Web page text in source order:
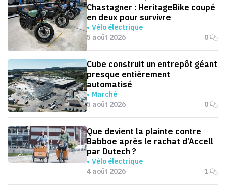
Chastagner : HeritageBike coupé
en deux pour survivre
Vélo électrique
5 août 2026
0
Cube construit un entrepôt géant
presque entièrement
automatisé
Marché
5 août 2026
0
Que devient la plainte contre
Babboe après le rachat d’Accell
par Dutech ?
Vélo électrique
4 août 2026
1